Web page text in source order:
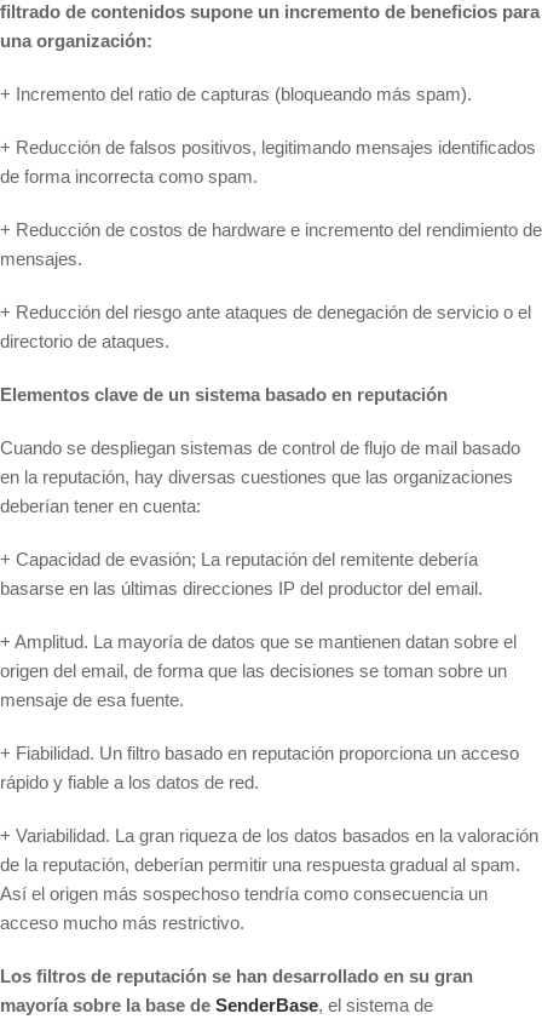
filtrado de contenidos supone un incremento de beneficios para
una organización:
+ Incremento del ratio de capturas (bloqueando más spam).
+ Reducción de falsos positivos, legitimando mensajes identificados
de forma incorrecta como spam.
+ Reducción de costos de hardware e incremento del rendimiento de
mensajes.
+ Reducción del riesgo ante ataques de denegación de servicio o el
directorio de ataques.
Elementos clave de un sistema basado en reputación
Cuando se despliegan sistemas de control de flujo de mail basado
en la reputación, hay diversas cuestiones que las organizaciones
deberían tener en cuenta:
+ Capacidad de evasión; La reputación del remitente debería
basarse en las últimas direcciones IP del productor del email.
+ Amplitud. La mayoría de datos que se mantienen datan sobre el
origen del email, de forma que las decisiones se toman sobre un
mensaje de esa fuente.
+ Fiabilidad. Un filtro basado en reputación proporciona un acceso
rápido y fiable a los datos de red.
+ Variabilidad. La gran riqueza de los datos basados en la valoración
de la reputación, deberían permitir una respuesta gradual al spam.
Así el origen más sospechoso tendría como consecuencia un
acceso mucho más restrictivo.
Los filtros de reputación se han desarrollado en su gran
mayoría sobre la base de SenderBase, el sistema de